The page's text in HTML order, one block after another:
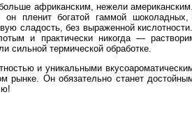
африканским, нежели
пленит богатой гаммой
сладость, без выраженной
и практически никогда —
сильной термической обработке.
и уникальными
рынке. Он обязательно станет